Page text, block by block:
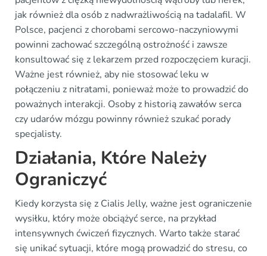
jak również dla osób z nadwrażliwością na tadalafil. W
Polsce, pacjenci z chorobami sercowo-naczyniowymi
powinni zachować szczególną ostrożność i zawsze
konsultować się z lekarzem przed rozpoczęciem kuracji.
Ważne jest również, aby nie stosować leku w
połączeniu z nitratami, ponieważ może to prowadzić do
poważnych interakcji. Osoby z historią zawałów serca
czy udarów mózgu powinny również szukać porady
specjalisty.
Działania, Które Należy
Ograniczyć
Kiedy korzysta się z Cialis Jelly, ważne jest ograniczenie
wysiłku, który może obciążyć serce, na przykład
intensywnych ćwiczeń fizycznych. Warto także starać
się unikać sytuacji, które mogą prowadzić do stresu, co